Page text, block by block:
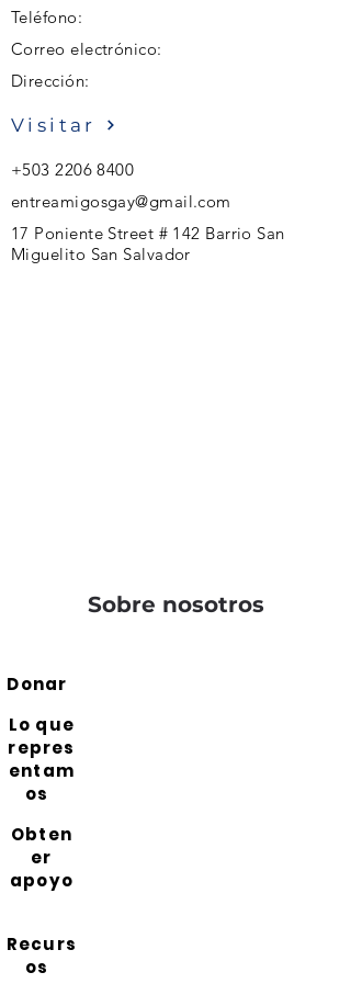
Teléfono:
Correo electrónico:
Dirección:
Visitar
+503 2206 8400
entreamigosgay@gmail.com
17 Poniente Street # 142 Barrio San
Miguelito San Salvador
Sobre nosotros
Donar
Lo que
repres
entam
os
Obten
er
apoyo
Recurs
os